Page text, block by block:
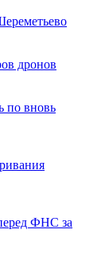
дронов
по вновь
ФНС за